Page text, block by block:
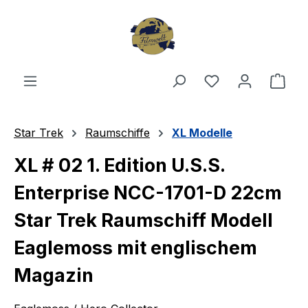
Du hast 0
Star Trek Raumschiffe XL Modelle
XL # 02 1. Edition U.S.S.
Enterprise NCC-1701-D 22cm
Star Trek Raumschiff Modell
Eaglemoss mit englischem
Magazin